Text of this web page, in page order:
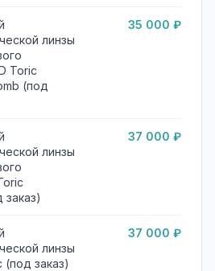
линзы
Toric
(под
35 000 ₽
линзы
заказ)
37 000 ₽
линзы
(под заказ)
37 000 ₽